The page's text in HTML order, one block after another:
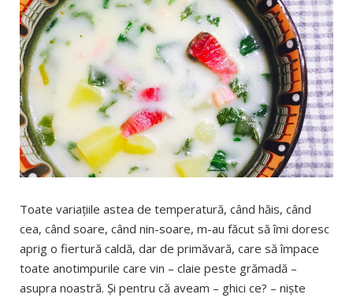
Toate variaţiile astea de temperatură, când hăis, când
cea, când soare, când nin-soare, m-au făcut să îmi doresc
aprig o fiertură caldă, dar de primăvară, care să împace
toate anotimpurile care vin – claie peste grămadă –
asupra noastră. Şi pentru că aveam – ghici ce? – nişte